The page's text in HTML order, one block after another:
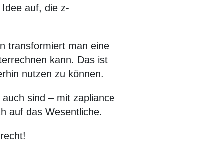
auf, die z-
transformiert man eine
kann. Das ist
nutzen zu können.
sind – mit zapliance
auf das Wesentliche.